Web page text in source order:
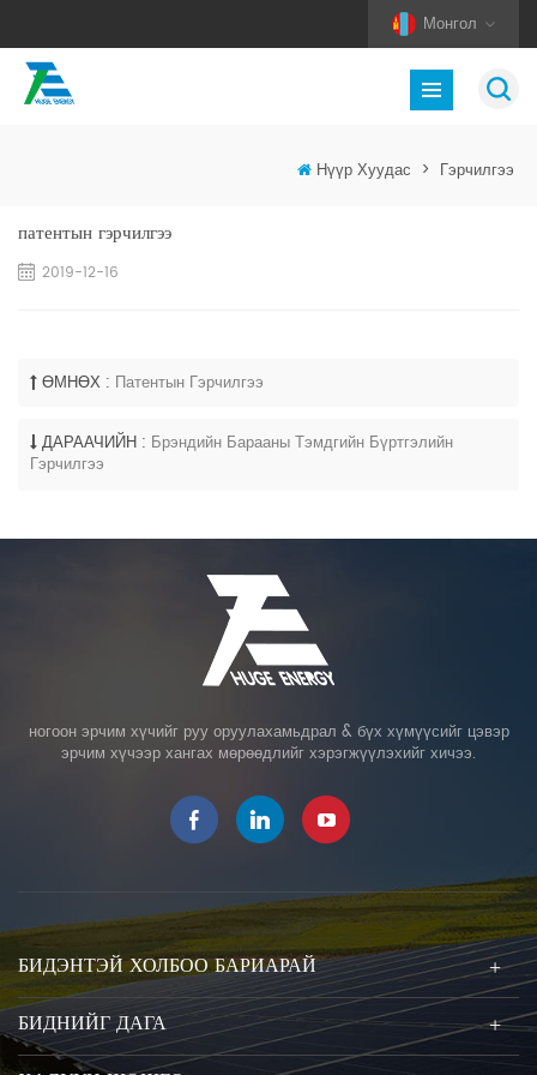
Монгол
Нүүр Хуудас > Гэрчилгээ
патентын гэрчилгээ
2019-12-16
ӨМНӨХ : Патентын Гэрчилгээ
ДАРААЧИЙН : Брэндийн Барааны Тэмдгийн Бүртгэлийн
Гэрчилгээ
ногоон эрчим хүчийг руу оруулахамьдрал & бүх хүмүүсийг цэвэр
эрчим хүчээр хангах мөрөөдлийг хэрэгжүүлэхийг хичээ.
БИДЭНТЭЙ ХОЛБОО БАРИАРАЙ
БИДНИЙГ ДАГА